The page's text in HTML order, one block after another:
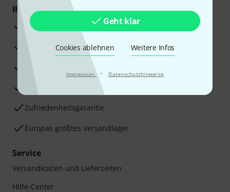
Geht klar
Cookies ablehnen Weitere Infos
Impressum · Datenschutzhinweise
Ihre Vorteile
3 Jahre Thomann Garantie
30 Tage Money-Back-Garantie
Beratung durch Fachexperten
Zufriedenheitsgarantie
Europas größtes Versandlager
Service
Versandkosten und Lieferzeiten
Hilfe-Center